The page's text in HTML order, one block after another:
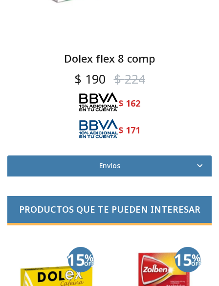
Dolex flex 8 comp
$ 190 $ 224
$ 162
$ 171
Envíos
PRODUCTOS QUE TE PUEDEN INTERESAR